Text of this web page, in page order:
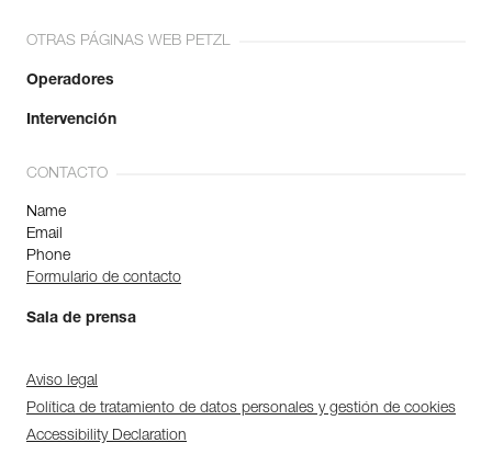
OTRAS PÁGINAS WEB PETZL
Operadores
Intervención
CONTACTO
Name
Email
Phone
Formulario de contacto
Sala de prensa
Aviso legal
Política de tratamiento de datos personales y gestión de cookies
Accessibility Declaration